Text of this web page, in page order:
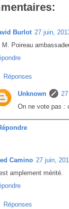
Burlot 27 juin,
M. Poireau
Réponses
Unknown
On ne vote pas :
Camino 27 juin,
amplement mérité.
Réponses